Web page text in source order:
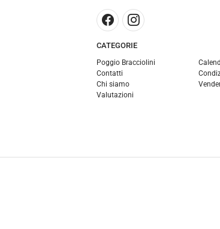
CATEGORIE
Poggio Bracciolini
Contatti
Chi siamo
Valutazioni